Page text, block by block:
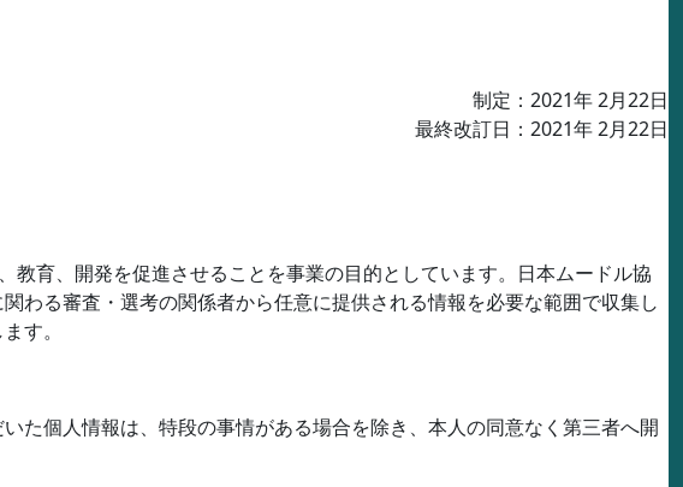
制定： 2021年2月22日
最終改訂日： 2021年2月22日
教育、開発を促進させることを事業の目的としています。日本ムードル協
わる審査・選考の関係者から任意に提供される情報を必要な範囲で収集し
す。
た個人情報は、特段の事情がある場合を除き、本人の同意なく第三者へ開